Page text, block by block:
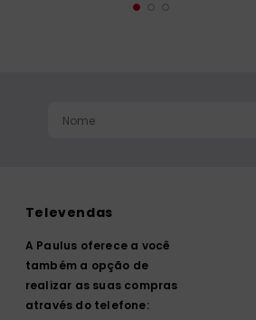
Televendas
A Paulus oferece a você
também a opção de
realizar as suas compras
através do telefone: